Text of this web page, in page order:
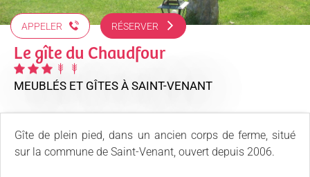
APPELER RÉSERVER
Le gîte du Chaudfour
MEUBLÉS ET GÎTES À SAINT-VENANT
Gîte de plein pied, dans un ancien corps de ferme, situé
sur la commune de Saint-Venant, ouvert depuis 2006.